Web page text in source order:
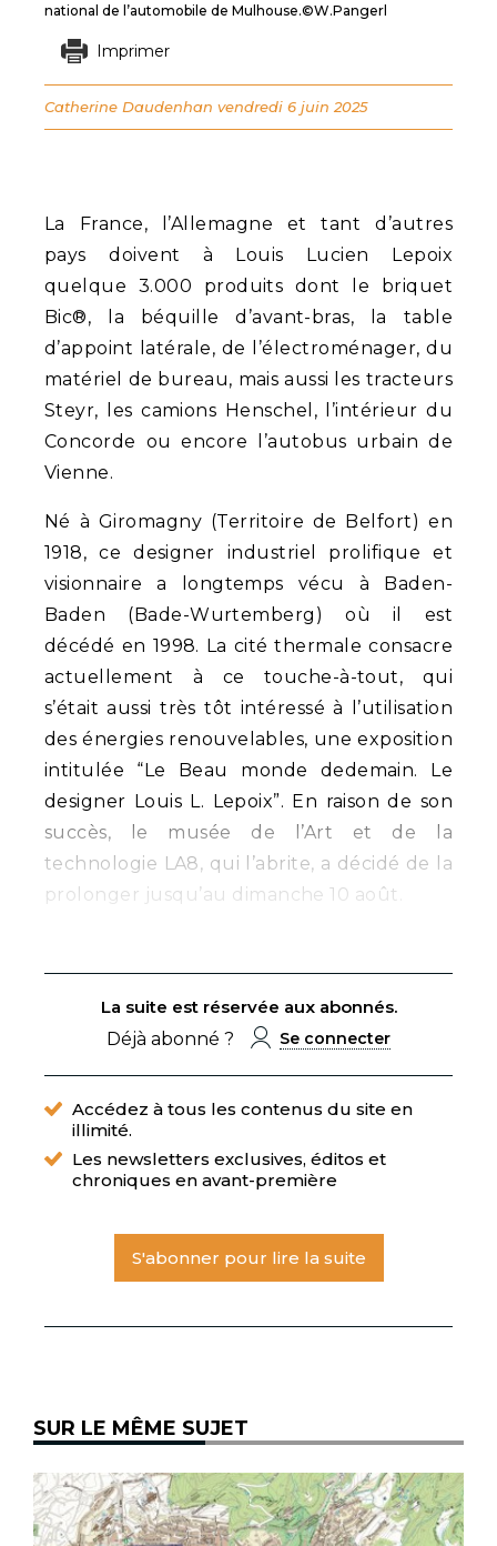
La France, l’Allemagne et tant d’autres
pays doivent à Louis Lucien Lepoix
quelque 3.000 produits dont le briquet
Bic®, la béquille d’avant-bras, la table
d’appoint latérale, de l’électroménager, du
matériel de bureau, mais aussi les tracteurs
Steyr, les camions Henschel, l’intérieur du
Concorde ou encore l’autobus urbain de
Vienne.
Né à Giromagny (Territoire de Belfort) en
1918, ce designer industriel prolifique et
visionnaire a longtemps vécu à Baden-
Baden (Bade-Wurtemberg) où il est
décédé en 1998. La cité thermale consacre
actuellement à ce touche-à-tout, qui
s’était aussi très tôt intéressé à l’utilisation
des énergies renouvelables, une exposition
intitulée “Le Beau monde dedemain. Le
designer Louis L. Lepoix”. En raison de son
succès, le musée de l’Art et de la
technologie LA8, qui l’abrite, a décidé de la
prolonger jusqu’au dimanche 10 août.
La suite est réservée aux abonnés.
Déjà abonné ?
Se connecter
Accédez à tous les contenus du site en
illimité.
Les newsletters exclusives, éditos et
chroniques en avant-première
S'abonner pour lire la suite
national de l’automobile de Mulhouse.©W.Pangerl
Imprimer
Catherine Daudenhan vendredi 6 juin 2025
SUR LE MÊME SUJET